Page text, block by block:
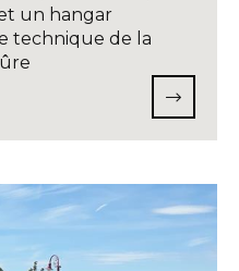
un hangar
technique de la